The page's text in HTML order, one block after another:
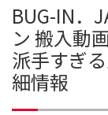
BUG-IN．
ン 搬入動
派手すぎ
細情報